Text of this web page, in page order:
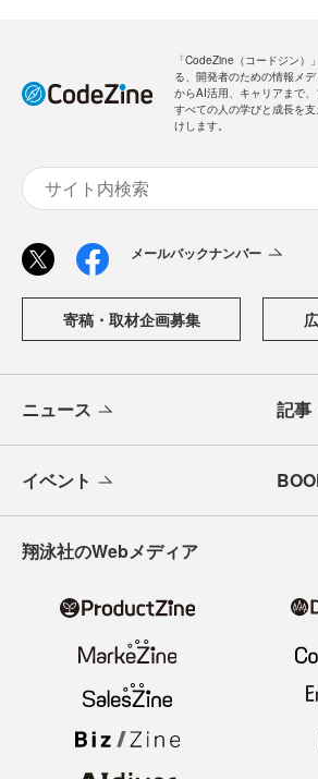
「CodeZine（コードジン
る、開発者のための情報メ
からAI活用、キャリアまで
すべての人の学びと成長を
けします。
メールバックナンバー
寄稿・取材企画募集
ニュース 記事
イベント
翔泳社のWebメディア